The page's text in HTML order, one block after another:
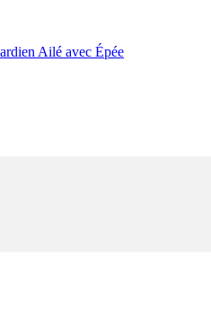
Ailé avec Épée